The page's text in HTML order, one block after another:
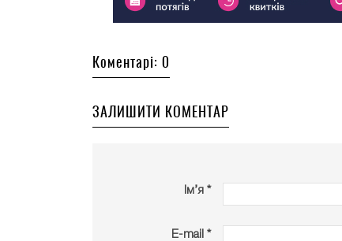
Коментарі: 0
ЗАЛИШИТИ КОМЕНТАР
Ім’я *
E-mail *